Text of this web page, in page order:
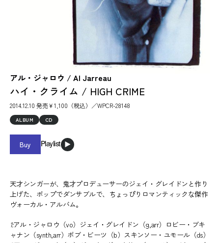
アル・ジャロウ / Al Jarreau
ハイ・クライム / HIGH CRIME
2014.12.10 発売￥1,100（税込）／WPCR-28148
ALBUM CD
Buy Playlist
天才シンガーが、鬼才プロデューサーのジェイ・グレイドンと作り
上げた、ポップでダンサブルで、ちょっぴりロマンティックな傑作
ヴォーカル・アルバム。
1:アル・ジャロウ（vo）ジェイ・グレイドン（g,arr）ロビー・ブキ
ャナン（synth,arr）ボブ・ビーツ（b）スキンソー・ユモール（ds）